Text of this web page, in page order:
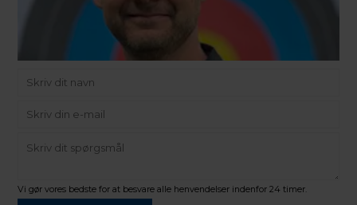
Vi gør vores bedste for at besvare alle henvendelser indenfor 24 timer.